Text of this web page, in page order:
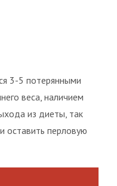
3-5 потерянными
веса, наличием
из диеты, так
оставить перловую